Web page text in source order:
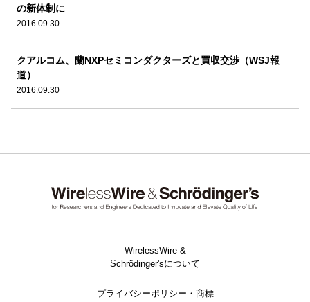
の新体制に
2016.09.30
クアルコム、蘭NXPセミコンダクターズと買収交渉（WSJ報
道）
2016.09.30
WirelessWire &
Schrödinger'sについて
プライバシーポリシー・商標